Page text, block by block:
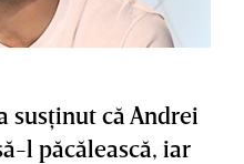
susţinut că Andrei
l păcălească, iar